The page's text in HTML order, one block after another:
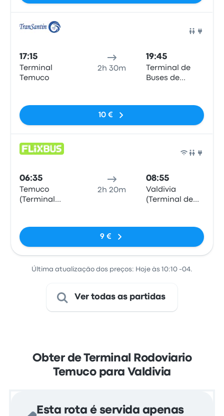
17:15
Terminal
Temuco
2h 30m
19:45
Terminal de
Buses de
10 €
06:35
Temuco
(Terminal
2h 20m
08:55
Valdivia
(Terminal de
9 €
Última atualização dos preços: Hoje às 10:10 -04.
Ver todas as partidas
Obter de Terminal Rodoviario
Temuco para Valdivia
Esta rota é servida apenas